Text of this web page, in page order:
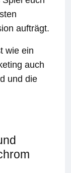
aufträgt.
wie ein
auch
und die